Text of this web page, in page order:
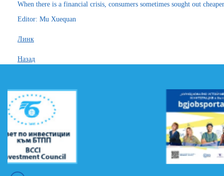
When there is a financial crisis, consumers sometimes sought out
Editor: Mu Xuequan
Линк
Назад